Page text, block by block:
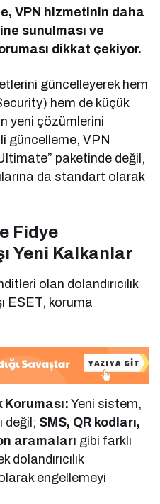
VPN hizmetinin daha
sunulması ve
dikkat çekiyor.
güncelleyerek hem
hem de küçük
yeni çözümlerini
güncelleme, VPN
paketinde değil,
da standart olarak
Fidye
Yeni Kalkanlar
olan dolandırıcılık
ESET, koruma
Koruması: Yeni sistem,
değil; SMS, QR kodları,
aramaları gibi farklı
engellemeyi